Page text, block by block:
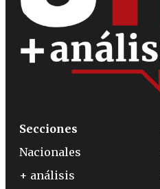
Secciones
Nacionales
+ análisis